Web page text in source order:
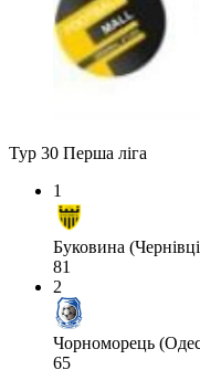
Тур 30 Перша ліга
1
Буковина
81
2
Чорноморець
65